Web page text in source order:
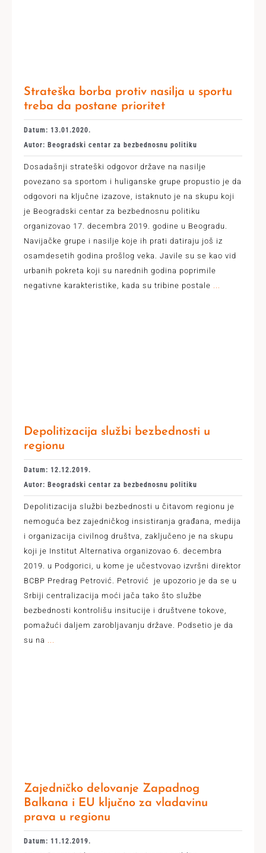
Strateška borba protiv nasilja u sportu
treba da postane prioritet
Datum: 13.01.2020.
Autor: Beogradski centar za bezbednosnu politiku
Dosadašnji strateški odgovor države na nasilje
povezano sa sportom i huliganske grupe propustio je da
odgovori na ključne izazove, istaknuto je na skupu koji
je Beogradski centar za bezbednosnu politiku
organizovao 17. decembra 2019. godine u Beogradu.
Navijačke grupe i nasilje koje ih prati datiraju još iz
osamdesetih godina prošlog veka. Javile su se kao vid
urbanih pokreta koji su narednih godina poprimile
negativne karakteristike, kada su tribine postale ...
Depolitizacija službi bezbednosti u
regionu
Datum: 12.12.2019.
Autor: Beogradski centar za bezbednosnu politiku
Depolitizacija službi bezbednosti u čitavom regionu je
nemoguća bez zajedničkog insistiranja građana, medija
i organizacija civilnog društva, zaključeno je na skupu
koji je Institut Alternativa organizovao 6. decembra
2019. u Podgorici, u kome je učestvovao izvršni direktor
BCBP Predrag Petrović. Petrović je upozorio je da se u
Srbiji centralizacija moći jača tako što službe
bezbednosti kontrolišu insitucije i društvene tokove,
pomažući daljem zarobljavanju države. Podsetio je da
su na ...
Zajedničko delovanje Zapadnog
Balkana i EU ključno za vladavinu
prava u regionu
Datum: 11.12.2019.